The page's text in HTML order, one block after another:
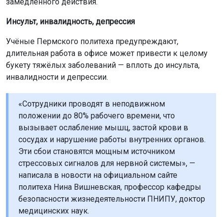
Инсульт, инвалидность, депрессия
Учёные Пермского политеха предупреждают,
длительная работа в офисе может привести к целому
букету тяжёлых заболеваний — вплоть до инсульта,
инвалидности и депрессии.
«Сотрудники проводят в неподвижном
положении до 80% рабочего времени, что
вызывает ослабление мышц, застой крови в
сосудах и нарушение работы внутренних органов.
Эти сбои становятся мощным источником
стрессовых сигналов для нервной системы», —
написала в новости на официальном сайте
политеха Нина Вишневская, профессор кафедры
безопасности жизнедеятельности ПНИПУ, доктор
медицинских наук.